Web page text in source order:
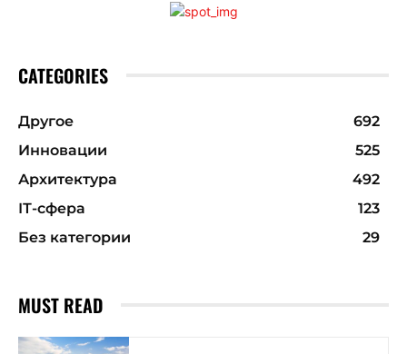
CATEGORIES
Другое
692
Инновации
525
Архитектура
492
ІТ-сфера
123
Без категории
29
MUST READ